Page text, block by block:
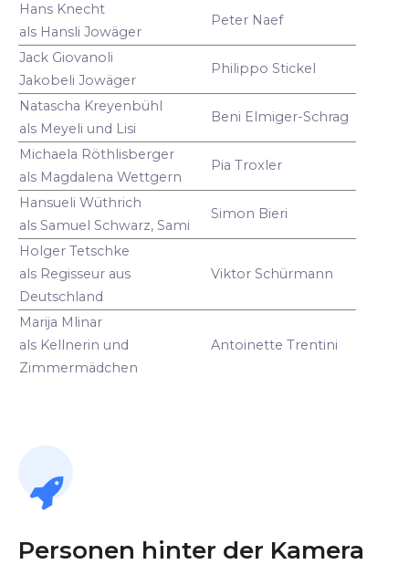
Hans Knecht
als Hansli Jowäger
Peter Naef
Jack Giovanoli
Jakobeli Jowäger
Philippo Stickel
Natascha Kreyenbühl
als Meyeli und Lisi
Beni Elmiger-Schrag
Michaela Röthlisberger
als Magdalena Wettgern
Pia Troxler
Hansueli Wüthrich
als Samuel Schwarz, Sami
Simon Bieri
Holger Tetschke
als Regisseur aus
Deutschland
Viktor Schürmann
Marija Mlinar
als Kellnerin und
Zimmermädchen
Antoinette Trentini
Personen hinter der Kamera